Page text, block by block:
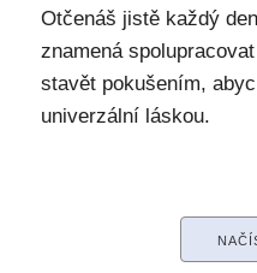
Otčenáš jistě každý
znamená
stavět pokušením,
univerzální láskou.